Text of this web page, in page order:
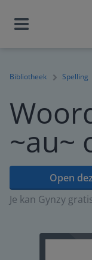
Bibliotheek Spelling
~au~
Open
Je kan Gynzy